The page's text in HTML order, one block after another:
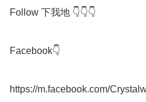
Follow 下我地 👇👇👇
Facebook👇
https://m.facebook.com/